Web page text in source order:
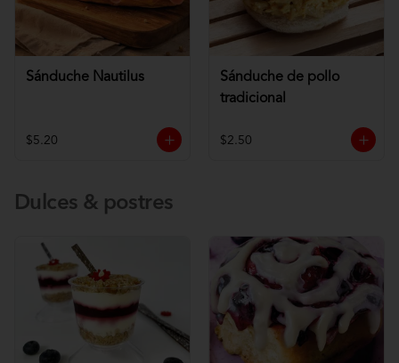
Sánduche Nautilus
$5.20
Sánduche de pollo
tradicional
$2.50
Dulces & postres